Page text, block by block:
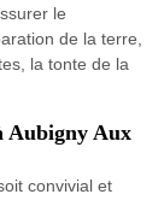
le
de la terre,
la tonte de la
Aubigny Aux
convivial et